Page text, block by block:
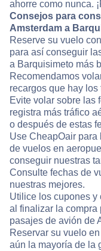
ahorre como nunca.
Consejos para
Amsterdam a
Reserve su vuelo
para así conseguir
a Barquisimeto más
Recomendamos
recargos que hay los
Evite volar sobre las
registra más tráfico
o después de estas
Use CheapOair
de vuelos en
conseguir nuestras
Consulte fechas de
nuestras mejores.
Utilice los cupones y
al finalizar la compra
pasajes de avión de
Reservar su vuelo
aún la mayoría de la